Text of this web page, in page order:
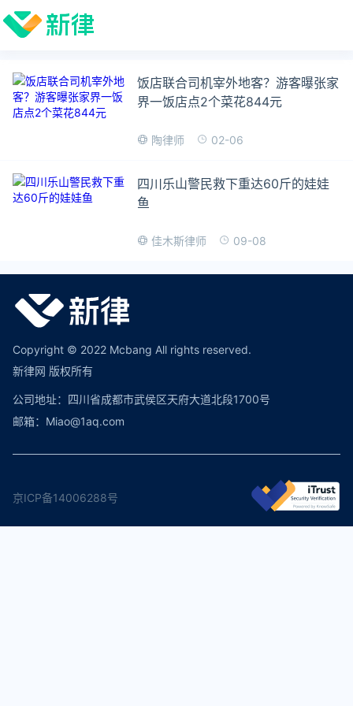
饭店联合司机宰外地客？游客曝张家
界一饭店点2个菜花844元
陶律师 02-06
四川乐山警民救下重达60斤的娃娃
鱼
佳木斯律师 09-08
Copyright © 2022 Mcbang All rights reserved.
新律网 版权所有
公司地址：四川省成都市武侯区天府大道北段1700号
邮箱：Miao@1aq.com
京ICP备14006288号